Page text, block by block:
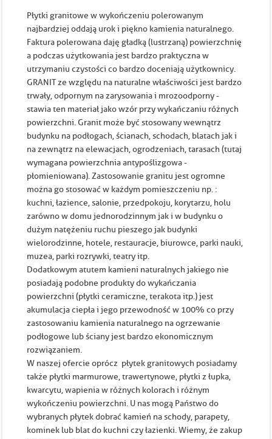
Płytki granitowe w wykończeniu polerowanym
najbardziej oddają urok i piękno kamienia naturalnego.
Faktura polerowana daję gładką (lustrzaną) powierzchnię
a podczas użytkowania jest bardzo praktyczna w
utrzymaniu czystości co bardzo doceniają użytkownicy.
GRANIT ze względu na naturalne właściwości jest bardzo
trwały, odpornym na zarysowania i mrozoodporny -
stawia ten materiał jako wzór przy wykańczaniu różnych
powierzchni. Granit może być stosowany wewnątrz
budynku na podłogach, ścianach, schodach, blatach jak i
na zewnątrz na elewacjach, ogrodzeniach, tarasach (tutaj
wymagana powierzchnia antypoślizgowa -
płomieniowana). Zastosowanie granitu jest ogromne
można go stosować w każdym pomieszczeniu np. :
kuchni, łazience, salonie, przedpokoju, korytarzu, holu
zarówno w domu jednorodzinnym jak i w budynku o
dużym natężeniu ruchu pieszego jak budynki
wielorodzinne, hotele, restauracje, biurowce, parki nauki,
muzea, parki rozrywki, teatry itp.
Dodatkowym atutem kamieni naturalnych jakiego nie
posiadają podobne produkty do wykańczania
powierzchni (płytki ceramiczne, terakota itp.) jest
akumulacja ciepła i jego przewodność w 100% co przy
zastosowaniu kamienia naturalnego na ogrzewanie
podłogowe lub ściany jest bardzo ekonomicznym
rozwiązaniem.
W naszej ofercie oprócz płytek granitowych posiadamy
także płytki marmurowe, trawertynowe, płytki z łupka,
kwarcytu, wapienia w różnych kolorach i różnym
wykończeniu powierzchni. U nas mogą Państwo do
wybranych płytek dobrać kamień na schody, parapety,
kominek lub blat do kuchni czy łazienki. Wiemy, że zakup